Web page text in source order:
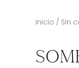
Inicio / Sin